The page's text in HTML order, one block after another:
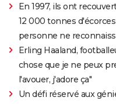
En 1997, ils ont
12 000 tonnes
personne ne
Erling Haaland,
chose que je ne peux
l'avouer, j'adore ça"
Un défi réservé aux